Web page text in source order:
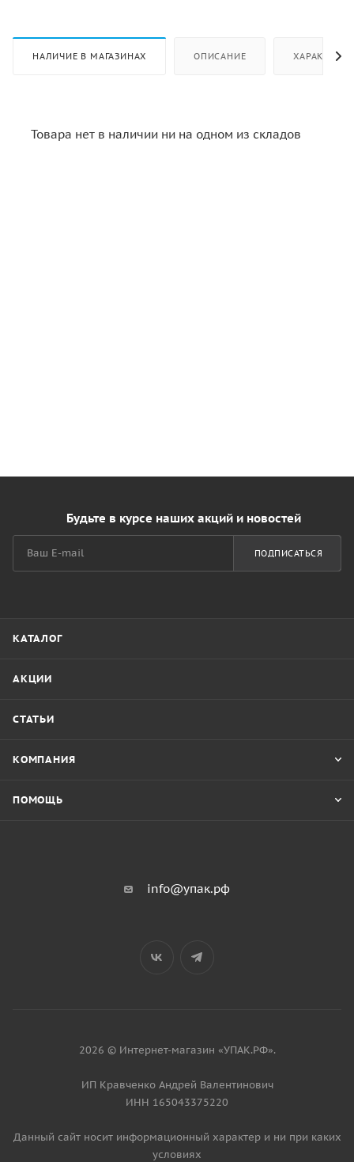
НАЛИЧИЕ В МАГАЗИНАХ ОПИСАНИЕ
Товара нет в наличии ни на одном из складов
Будьте в курсе наших акций и новостей
ПОДПИСАТЬСЯ
КАТАЛОГ
АКЦИИ
СТАТЬИ
КОМПАНИЯ
ПОМОЩЬ
info@упак.рф
2026 © Интернет-магазин «УПАК.РФ».
ИП Кравченко Андрей Валентинович
ИНН 165043375220
Данный сайт носит информационный характер и ни при каких
условиях